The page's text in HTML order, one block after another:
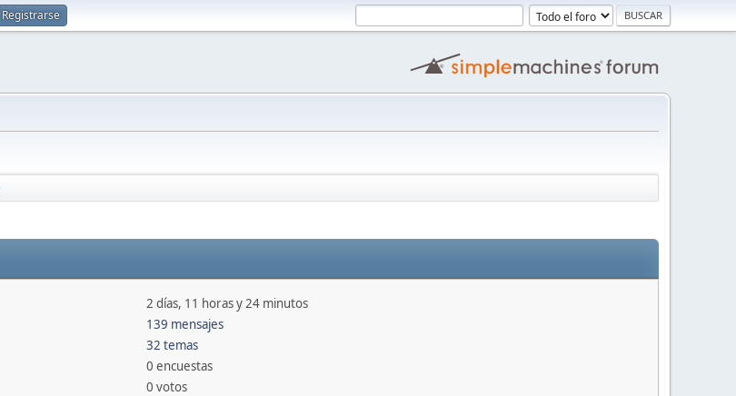
Registrarse
2 días, 11 horas y 24 minutos
139 mensajes
32 temas
0 encuestas
0 votos